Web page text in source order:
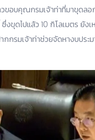
อบคุณกรมเจ้าท่าที่มาขุดลอ
ซึ่งขุดไปแล้ว 10 กิโลเมตร
กกรมเจ้าท่าช่วยจัดหางบปร